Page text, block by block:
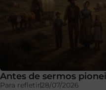
Antes de sermos
Para refletir28/07/2026